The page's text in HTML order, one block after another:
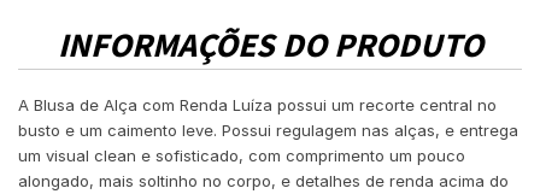
INFORMAÇÕES DO PRODUTO
A Blusa de Alça com Renda Luíza possui um recorte central no
busto e um caimento leve. Possui regulagem nas alças, e entrega
um visual clean e sofisticado, com comprimento um pouco
alongado, mais soltinho no corpo, e detalhes de renda acima do